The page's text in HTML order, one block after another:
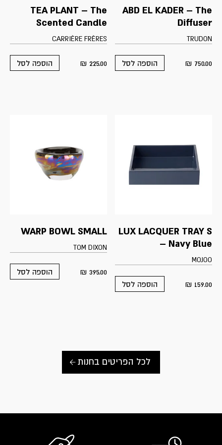
ABD EL KADER – The
Diffuser
TRUDON
750.00
₪ הוספה לסל
TEA PLANT – The
Scented Candle
CARRIÈRE FRÈRES
225.00
₪ הוספה לסל
LUX LACQUER TRAY S
– Navy Blue
MOJOO
159.00
₪ הוספה לסל
WARP BOWL SMALL
TOM DIXON
395.00
₪ הוספה לסל
לכל הפריטים בחנות